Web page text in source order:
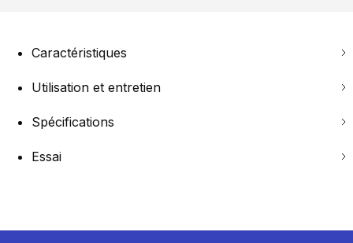
Caractéristiques
Utilisation et entretien
Spécifications
Essai